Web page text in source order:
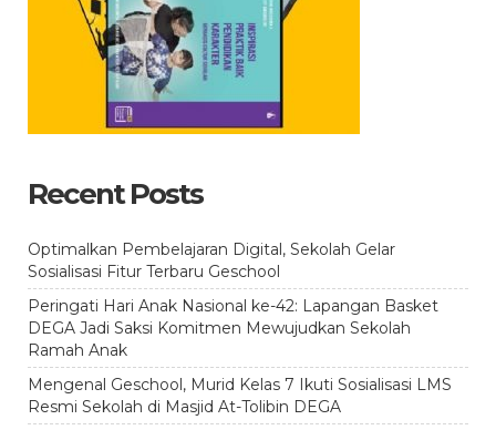
Recent Posts
Optimalkan Pembelajaran Digital, Sekolah Gelar
Sosialisasi Fitur Terbaru Geschool
Peringati Hari Anak Nasional ke-42: Lapangan Basket
DEGA Jadi Saksi Komitmen Mewujudkan Sekolah
Ramah Anak
Mengenal Geschool, Murid Kelas 7 Ikuti Sosialisasi LMS
Resmi Sekolah di Masjid At-Tolibin DEGA